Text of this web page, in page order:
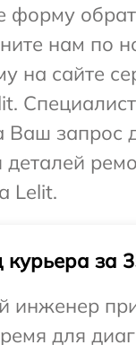
форму
нам по
на сайте
Ваш запрос
деталей
Lelit.
курьера за
инженер
для